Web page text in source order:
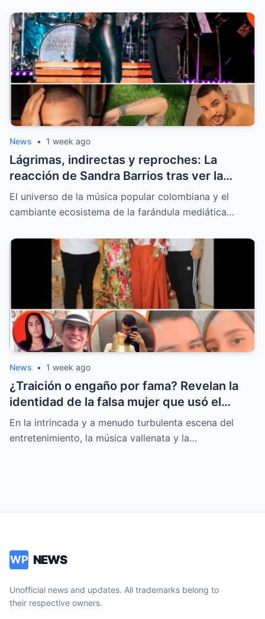
News • 1 week ago
Lágrimas, indirectas y reproches: La
reacción de Sandra Barrios tras ver la
nueva portada sobre el tatuaje de Jessi
Uribe
El universo de la música popular colombiana y el
cambiante ecosistema de la farándula mediática…
News • 1 week ago
¿Traición o engaño por fama? Revelan la
identidad de la falsa mujer que usó el
nombre de Moisés Díaz
En la intrincada y a menudo turbulenta escena del
entretenimiento, la música vallenata y la…
WP NEWS
Unofficial news and updates. All trademarks belong to
their respective owners.